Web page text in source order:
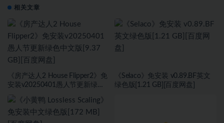
相关文章
《房产达人2 House Flipper2》免
安装v20250401愚人节更新绿色
《Selaco》免安装 v0.89.BF英文
绿色版[1.21 GB][百度网盘]